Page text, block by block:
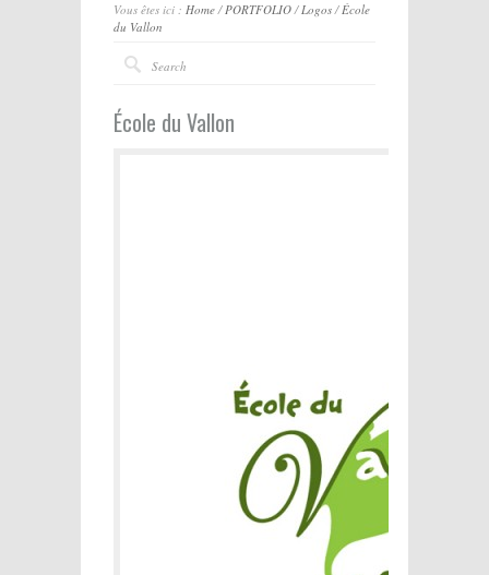
Vous êtes ici : Home/PORTFOLIO/Logos/École
du Vallon
École du Vallon